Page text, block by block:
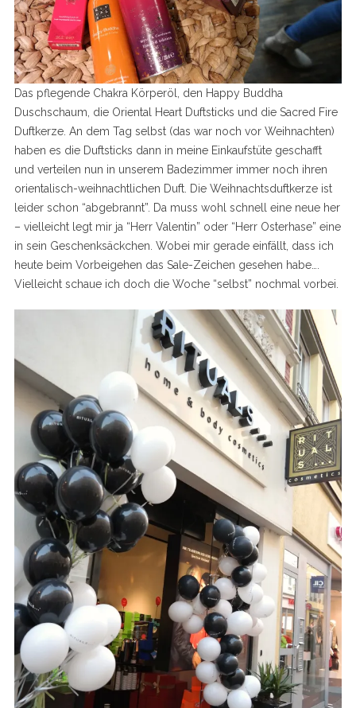
Das pflegende Chakra Körperöl, den Happy Buddha
Duschschaum, die Oriental Heart Duftsticks und die Sacred Fire
Duftkerze. An dem Tag selbst (das war noch vor Weihnachten)
haben es die Duftsticks dann in meine Einkaufstüte geschafft
und verteilen nun in unserem Badezimmer immer noch ihren
orientalisch-weihnachtlichen Duft. Die Weihnachtsduftkerze ist
leider schon “abgebrannt”. Da muss wohl schnell eine neue her
– vielleicht legt mir ja “Herr Valentin” oder “Herr Osterhase” eine
in sein Geschenksäckchen. Wobei mir gerade einfällt, dass ich
heute beim Vorbeigehen das Sale-Zeichen gesehen habe….
Vielleicht schaue ich doch die Woche “selbst” nochmal vorbei.